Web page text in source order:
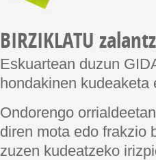
BIRZIKLATU
Eskuartean duzun
hondakinen
Ondorengo
diren mota edo frakzio
zuzen kudeatzeko